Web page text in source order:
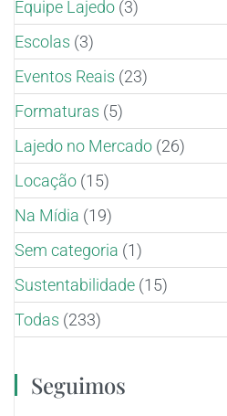
Equipe Lajedo (3)
Escolas (3)
Eventos Reais (23)
Formaturas (5)
Lajedo no Mercado (26)
Locação (15)
Na Mídia (19)
Sem categoria (1)
Sustentabilidade (15)
Todas (233)
Seguimos